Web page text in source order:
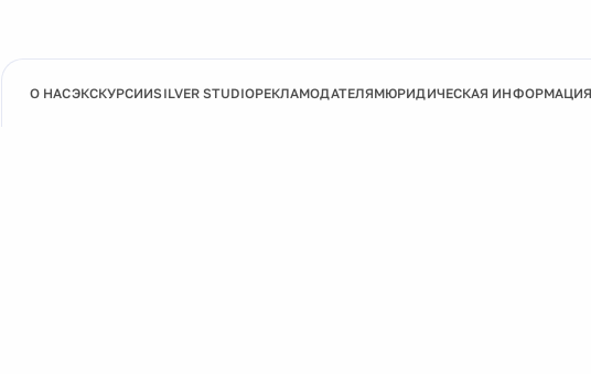
О НАСЭКСКУРСИИSILVER STUDIOРЕКЛАМОДАТЕЛЯМЮРИДИЧЕСКАЯ ИНФОРМАЦИЯ